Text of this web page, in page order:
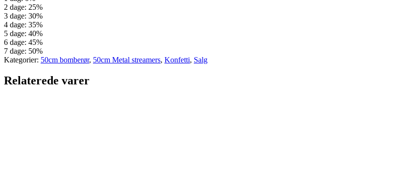
2 dage: 25%
3 dage: 30%
4 dage: 35%
5 dage: 40%
6 dage: 45%
7 dage: 50%
Kategorier: 50cm bomberør, 50cm Metal streamers, Konfetti, Salg
Relaterede varer